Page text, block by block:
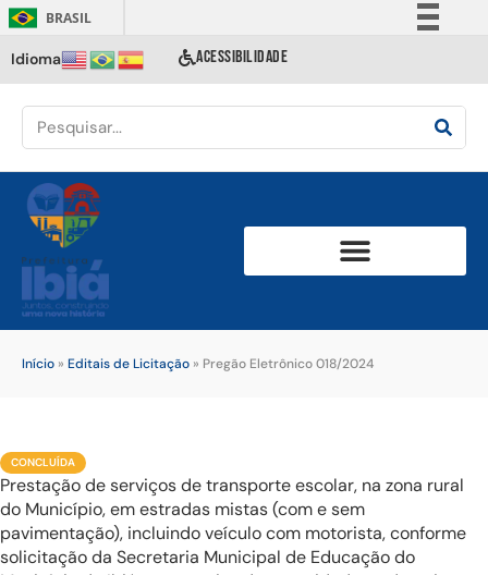
BRASIL
Comunica BR
Acesso à informação
Idioma ACESSIBILIDADE
Início » Editais de Licitação » Pregão Eletrônico 018/2024
CONCLUÍDA
Prestação de serviços de transporte escolar, na zona rural
do Município, em estradas mistas (com e sem
pavimentação), incluindo veículo com motorista, conforme
solicitação da Secretaria Municipal de Educação do